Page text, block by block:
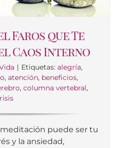
Faros que Te
Caos Interno
| Etiquetas: alegría,
, atención, beneficios,
, columna vertebral,
puede ser tu
y la ansiedad,